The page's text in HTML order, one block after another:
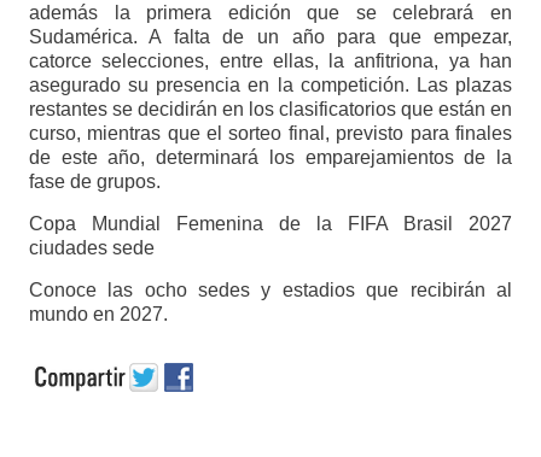
además la primera edición que se celebrará en
Sudamérica. A falta de un año para que empezar,
catorce selecciones, entre ellas, la anfitriona, ya han
asegurado su presencia en la competición. Las plazas
restantes se decidirán en los clasificatorios que están en
curso, mientras que el sorteo final, previsto para finales
de este año, determinará los emparejamientos de la
fase de grupos.
Copa Mundial Femenina de la FIFA Brasil 2027
ciudades sede
Conoce las ocho sedes y estadios que recibirán al
mundo en 2027.